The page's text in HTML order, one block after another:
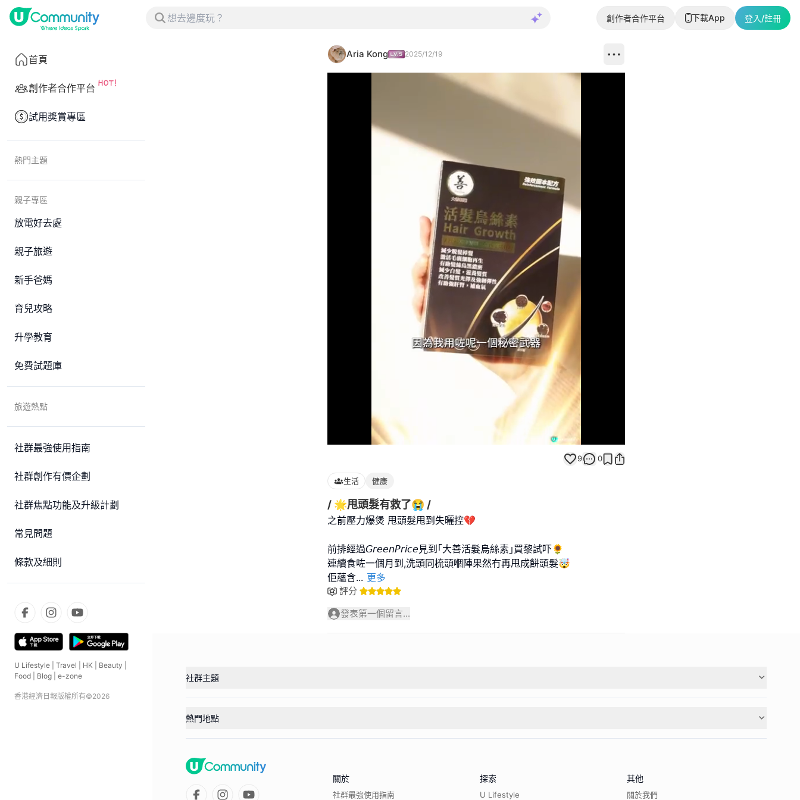
創作者合作平台 下載App 登入/註冊
首頁
創作者合作平台
試用獎賞專區
熱門主題
親子專區
放電好去處
親子旅遊
新手爸媽
育兒攻略
升學教育
免費試題庫
旅遊熱點
社群最強使用指南
社群創作有價企劃
社群焦點功能及升級計劃
常見問題
條款及細則
U Lifestyle Travel HK Beauty
Food
Blog e-zone
香港經濟日報版權所有©2026
Aria Kong 2025/12/19
9 0
生活 健康
/ 🌟甩頭髮有救了😭 /
之前壓力爆煲 甩頭髮甩到失曬控💔
前排經過𝘎𝘳𝘦𝘦𝘯𝘗𝘳𝘪𝘤𝘦見到｢大善活髮烏絲素｣買黎試吓🌻
連續食咗一個月到,洗頭同梳頭嗰陣果然冇再甩成餅頭髮🤯
佢蘊含... 更多
評分
發表第一個留言...
社群主題
熱門地點
關於
社群最強使用指南
探索
U Lifestyle
其他
關於我們